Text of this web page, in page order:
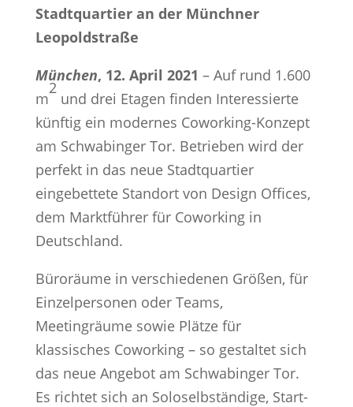
Stadtquartier an der Münchner
Leopoldstraße
München, 12. April 2021 – Auf rund 1.600
m
2
und drei Etagen finden Interessierte
künftig ein modernes Coworking-Konzept
am Schwabinger Tor. Betrieben wird der
perfekt in das neue Stadtquartier
eingebettete Standort von Design Offices,
dem Marktführer für Coworking in
Deutschland.
Büroräume in verschiedenen Größen, für
Einzelpersonen oder Teams,
Meetingräume sowie Plätze für
klassisches Coworking – so gestaltet sich
das neue Angebot am Schwabinger Tor.
Es richtet sich an Soloselbständige, Start-